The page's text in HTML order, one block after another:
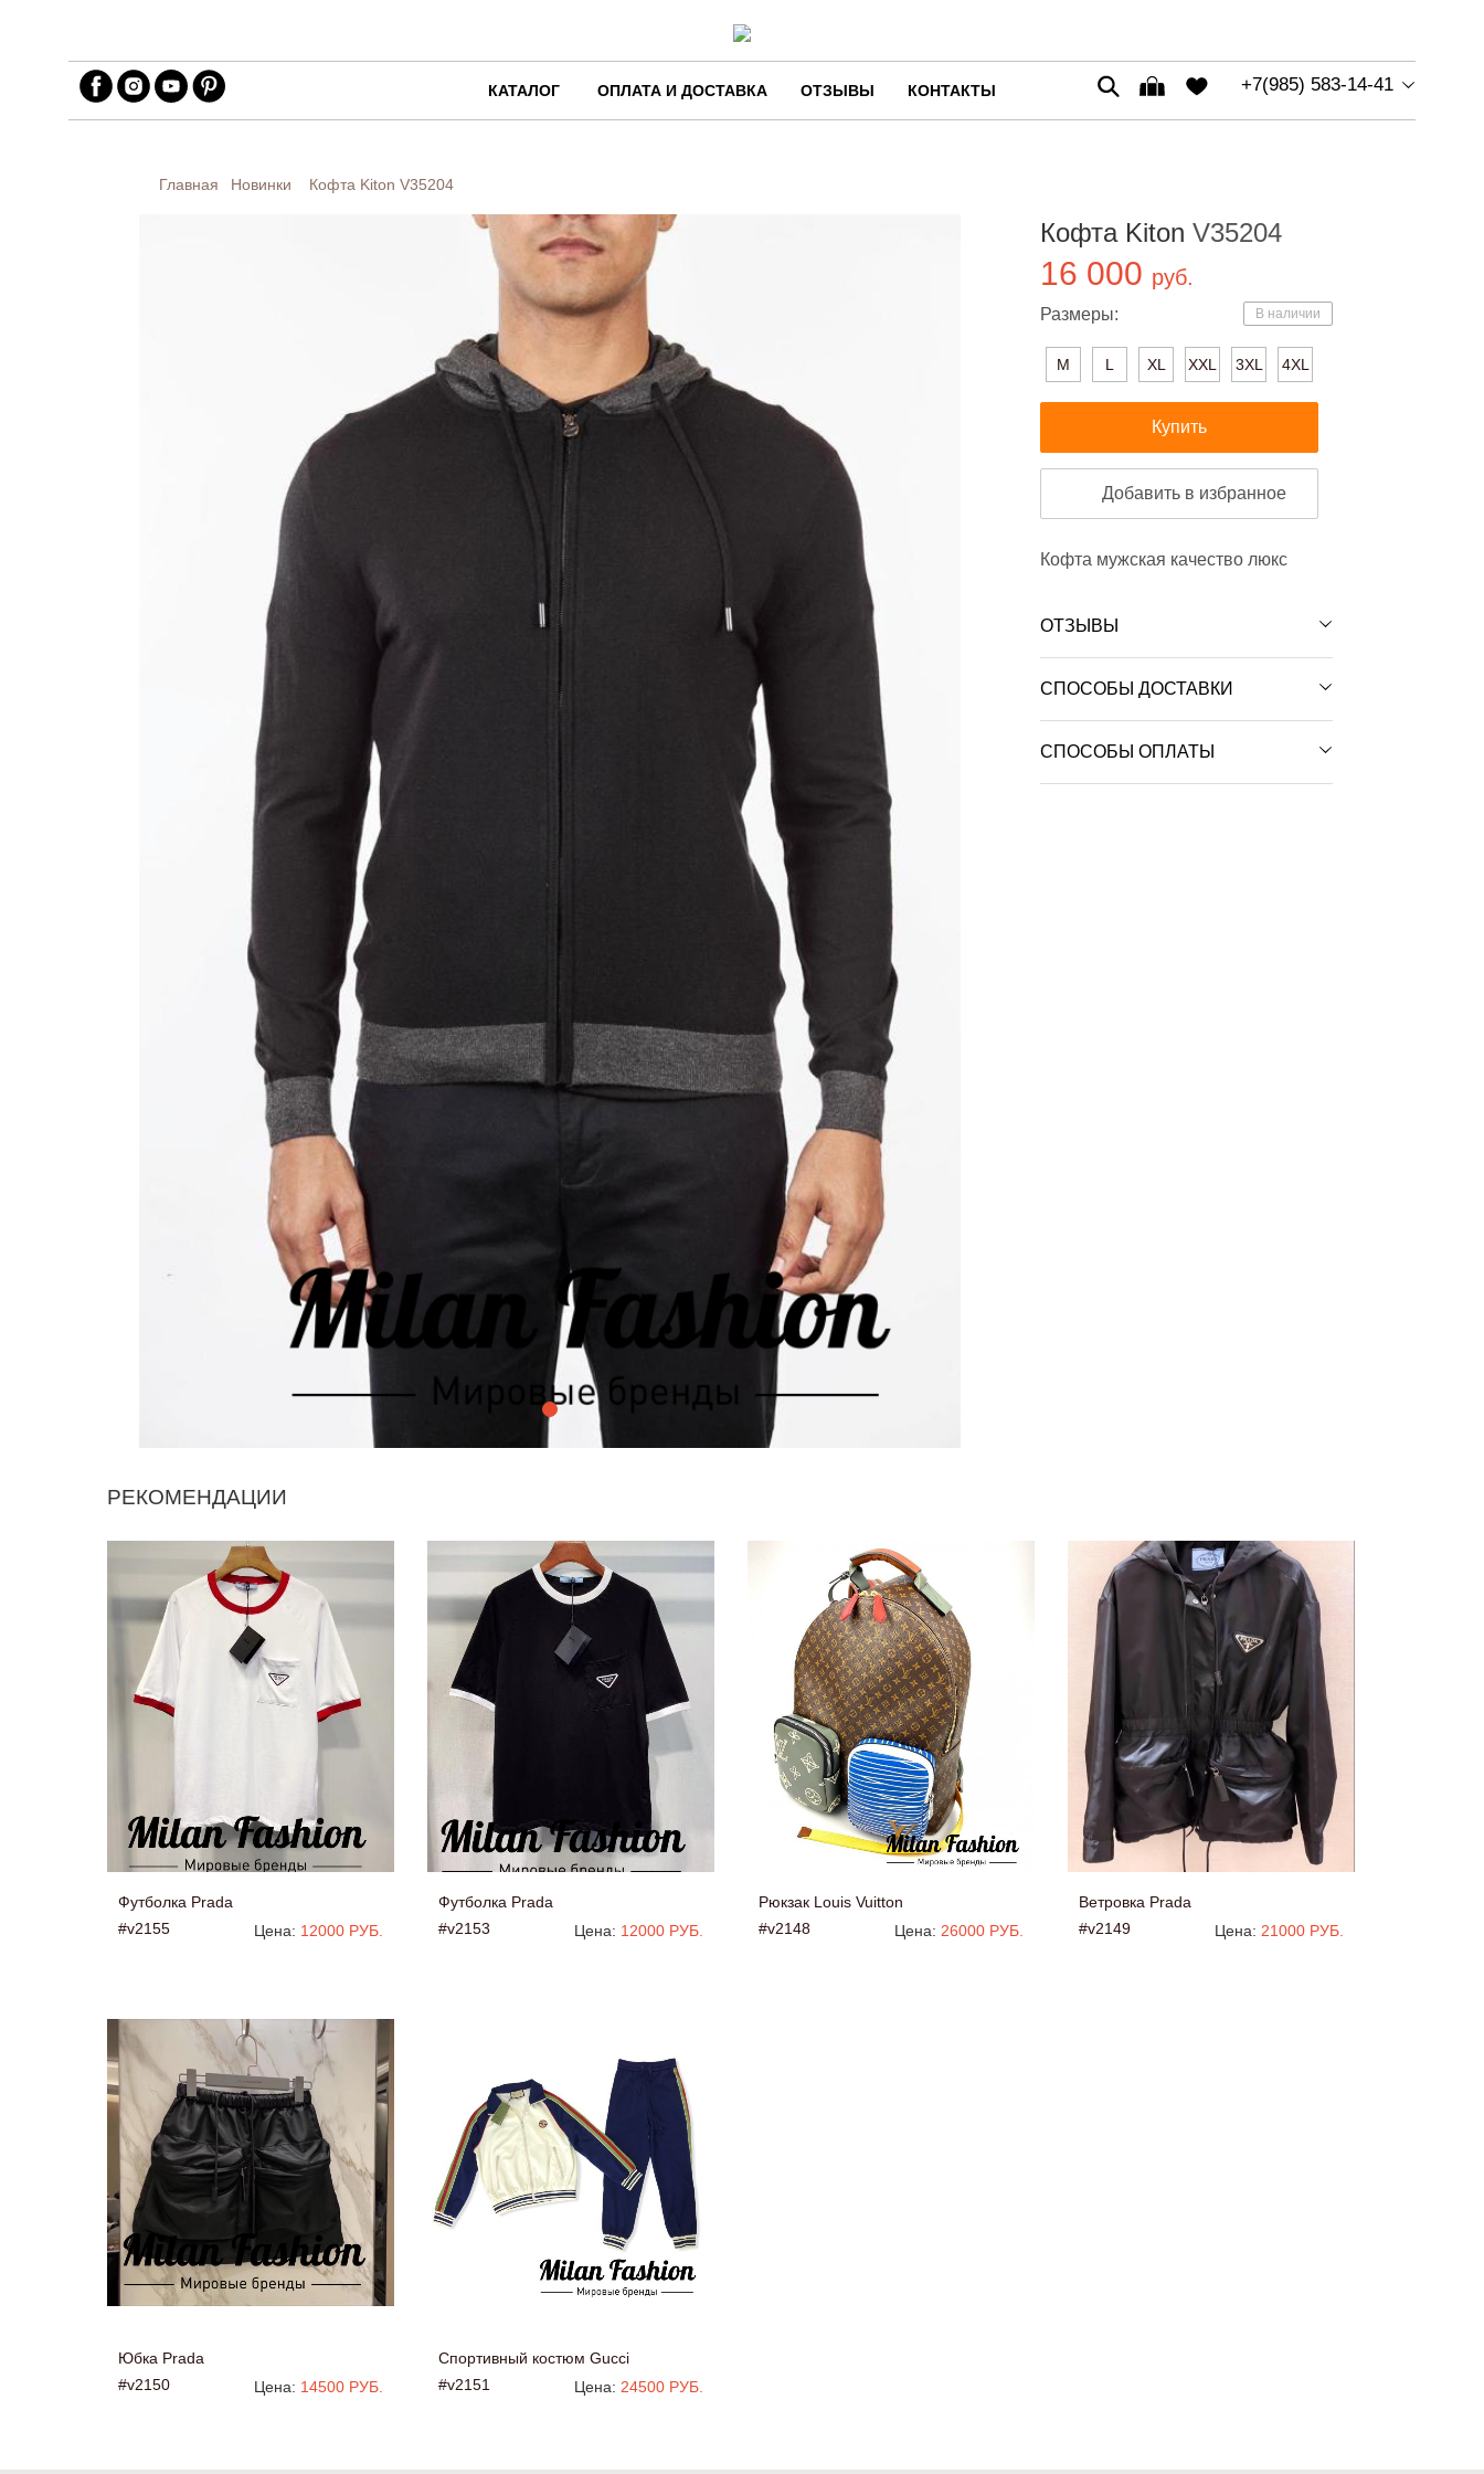
КАТАЛОГ ОПЛАТА И ДОСТАВКА ОТЗЫВЫ КОНТАКТЫ +7(985) 583-14-41
Главная Новинки Кофта Kiton V35204
Кофта Kiton V35204
16 000 руб.
В наличии
Размеры:
M L XL XXL 3XL 4XL
Купить
Добавить в избранное
Кофта мужская качество люкс
ОТЗЫВЫ
СПОСОБЫ ДОСТАВКИ
СПОСОБЫ ОПЛАТЫ
РЕКОМЕНДАЦИИ
Футболка Prada
#v2155
Цена: 12000 РУБ.
Футболка Prada
#v2153
Цена: 12000 РУБ.
Рюкзак Louis Vuitton
#v2148
Цена: 26000 РУБ.
Ветровка Prada
#v2149
Цена: 21000 РУБ.
Юбка Prada
#v2150
Цена: 14500 РУБ.
Спортивный костюм Gucci
#v2151
Цена: 24500 РУБ.